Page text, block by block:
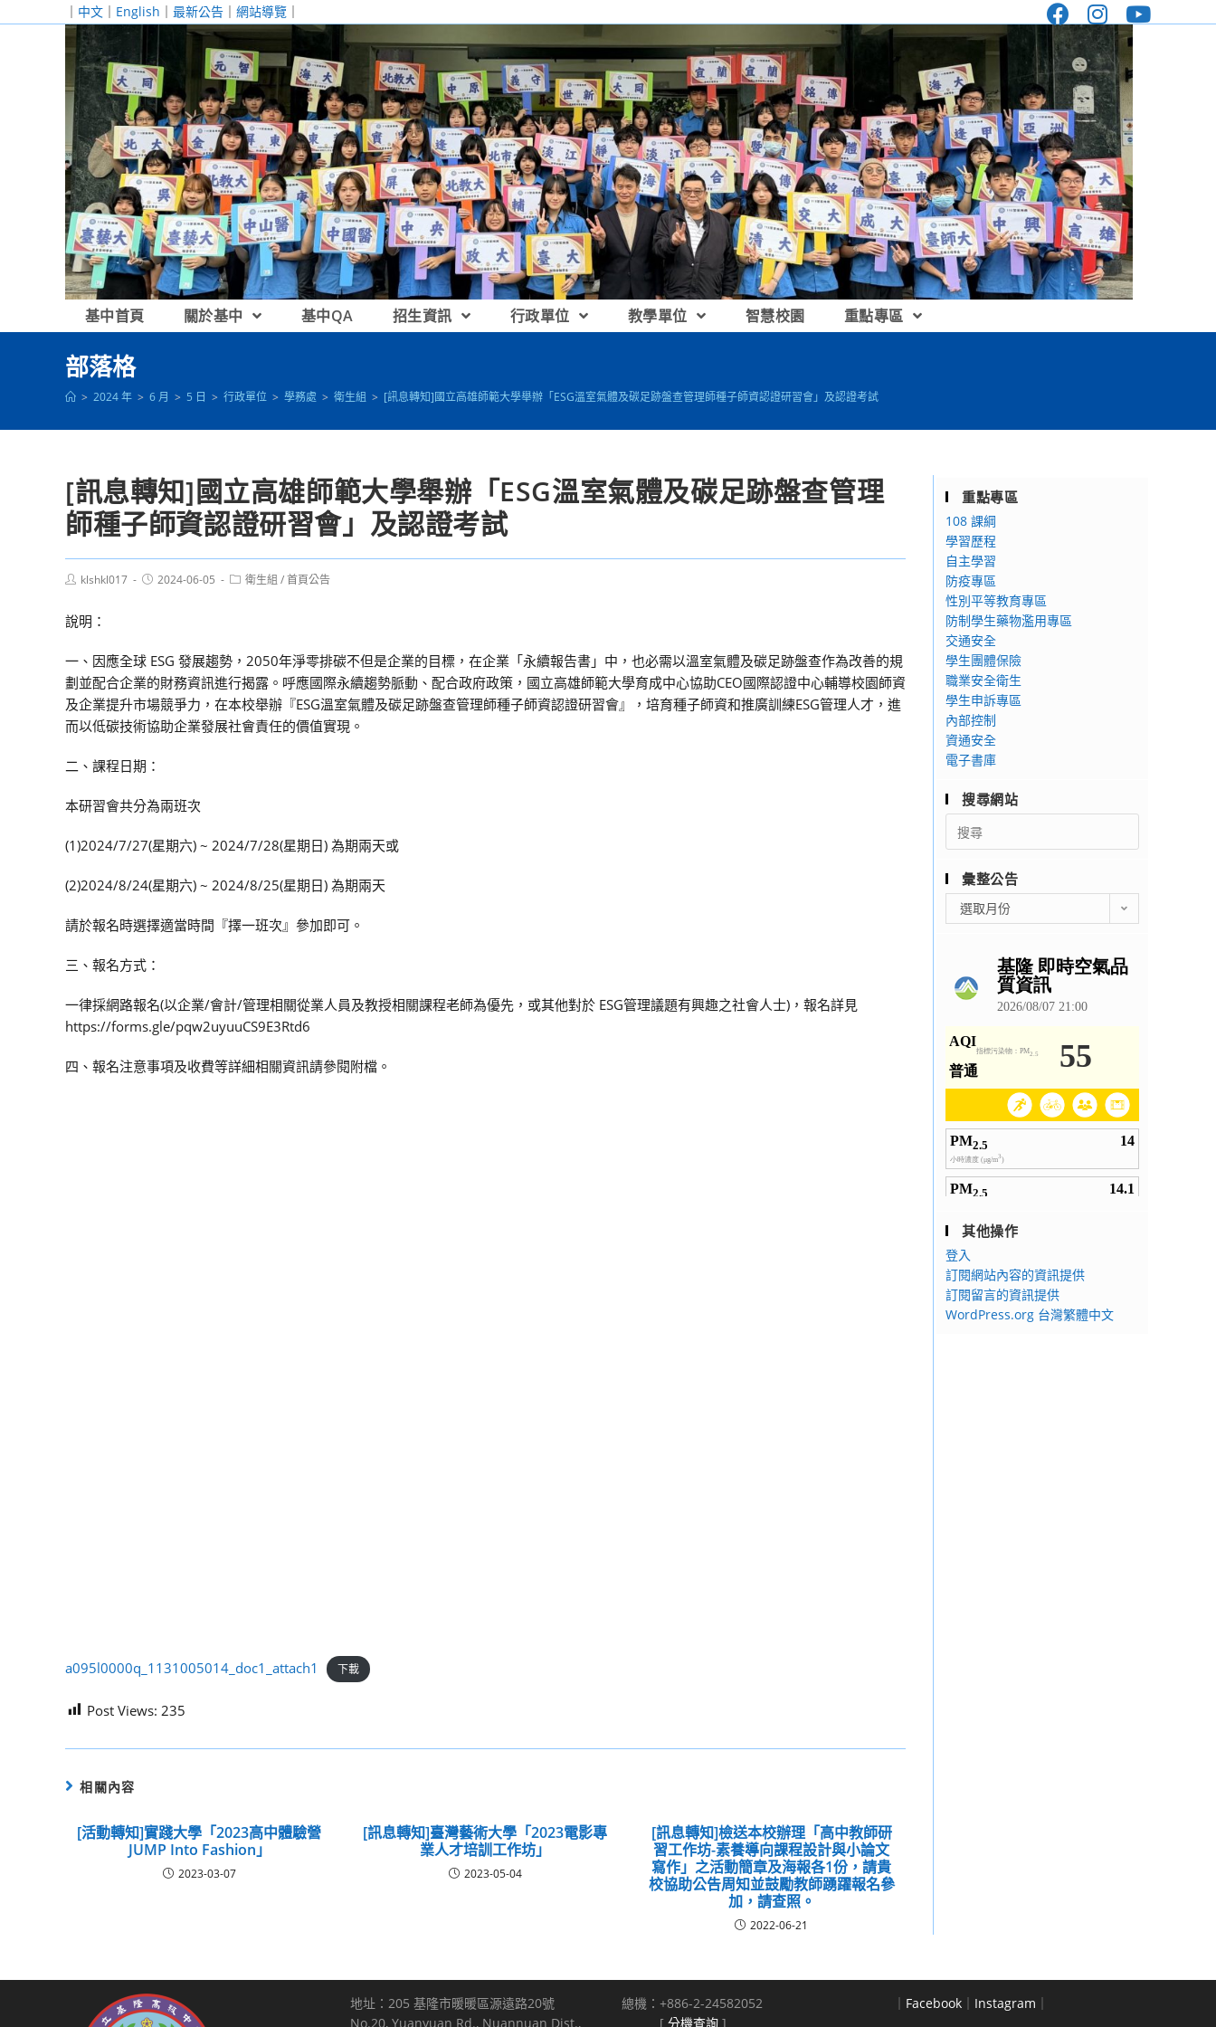
｜ 中文 ｜ English ｜ 最新公告 ｜ 網站導覽 ｜
基中首頁 關於基中 基中QA 招生資訊 行政單位 教學單位 智慧校園 重點專區
部落格
> 2024 年 > 6 月 > 5 日 > 行政單位 > 學務處 > 衛生組 > [訊息轉知]國立高雄師範大學舉辦「ESG溫室氣體及碳足跡盤查管理師種子師資認證研習會」及認證考試
[訊息轉知]國立高雄師範大學舉辦「ESG溫室氣體及碳足跡盤查管理
師種子師資認證研習會」及認證考試
Postklshkl017
Post2024-06-05
Post衛生組 /首頁公告
說明：
一、因應全球 ESG 發展趨勢，2050年淨零排碳不但是企業的目標，在企業「永續報告書」中，也必需以溫室氣體及碳足跡盤查作為改善的規
劃並配合企業的財務資訊進行揭露。呼應國際永續趨勢脈動、配合政府政策，國立高雄師範大學育成中心協助CEO國際認證中心輔導校園師資
及企業提升市場競爭力，在本校舉辦『ESG溫室氣體及碳足跡盤查管理師種子師資認證研習會』，培育種子師資和推廣訓練ESG管理人才，進
而以低碳技術協助企業發展社會責任的價值實現。
二、課程日期：
本研習會共分為兩班次
(1)2024/7/27(星期六) ~ 2024/7/28(星期日) 為期兩天或
(2)2024/8/24(星期六) ~ 2024/8/25(星期日) 為期兩天
請於報名時選擇適當時間『擇一班次』參加即可。
三、報名方式：
一律採網路報名(以企業/會計/管理相關從業人員及教授相關課程老師為優先，或其他對於 ESG管理議題有興趣之社會人士)，報名詳見
https://forms.gle/pqw2uyuuCS9E3Rtd6
四、報名注意事項及收費等詳細相關資訊請參閱附檔。
a095l0000q_1131005014_doc1_attach1 下載
Post Views: 235
相關內容
[活動轉知]實踐大學「2023高中體驗營
JUMP Into Fashion」
2023-03-07
[訊息轉知]臺灣藝術大學「2023電影專
業人才培訓工作坊」
2023-05-04
[訊息轉知]檢送本校辦理「高中教師研
習工作坊-素養導向課程設計與小論文
寫作」之活動簡章及海報各1份，請貴
校協助公告周知並鼓勵教師踴躍報名參
加，請查照。
2022-06-21
重點專區
108 課綱
學習歷程
自主學習
防疫專區
性別平等教育專區
防制學生藥物濫用專區
交通安全
學生團體保險
職業安全衛生
學生申訴專區
內部控制
資通安全
電子書庫
搜尋網站
Search
for:
彙整公告
整
選取月份
其他操作
登入
訂閱網站內容的資訊提供
訂閱留言的資訊提供
WordPress.org 台灣繁體中文
地址：205 基隆市暖暖區源遠路20號
No.20, Yuanyuan Rd., Nuannuan Dist.,
總機：+886-2-24582052
[ 分機查詢 ]
｜ Facebook ｜ Instagram ｜